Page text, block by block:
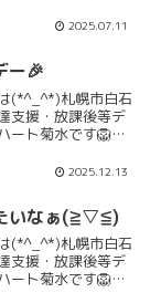
遊びできるお池
2025.07.11
ー🎉
(*^_^*)札幌市白石
支援・放課後等デ
ート菊水です🦁お
になりますね(*^-
2025.12.13
いなぁ(≧▽≦)
(*^_^*)札幌市白石
支援・放課後等デ
ート菊水です🦁連